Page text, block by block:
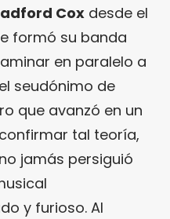
Cox desde el
formó su banda
en paralelo a
seudónimo de
que avanzó en un
tal teoría,
jamás persiguió
y furioso. Al